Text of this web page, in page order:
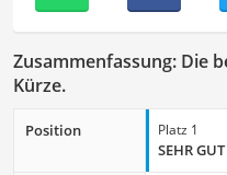
Zusammenfassung: Die
Kürze.
Position Platz 1
SEHR GUT